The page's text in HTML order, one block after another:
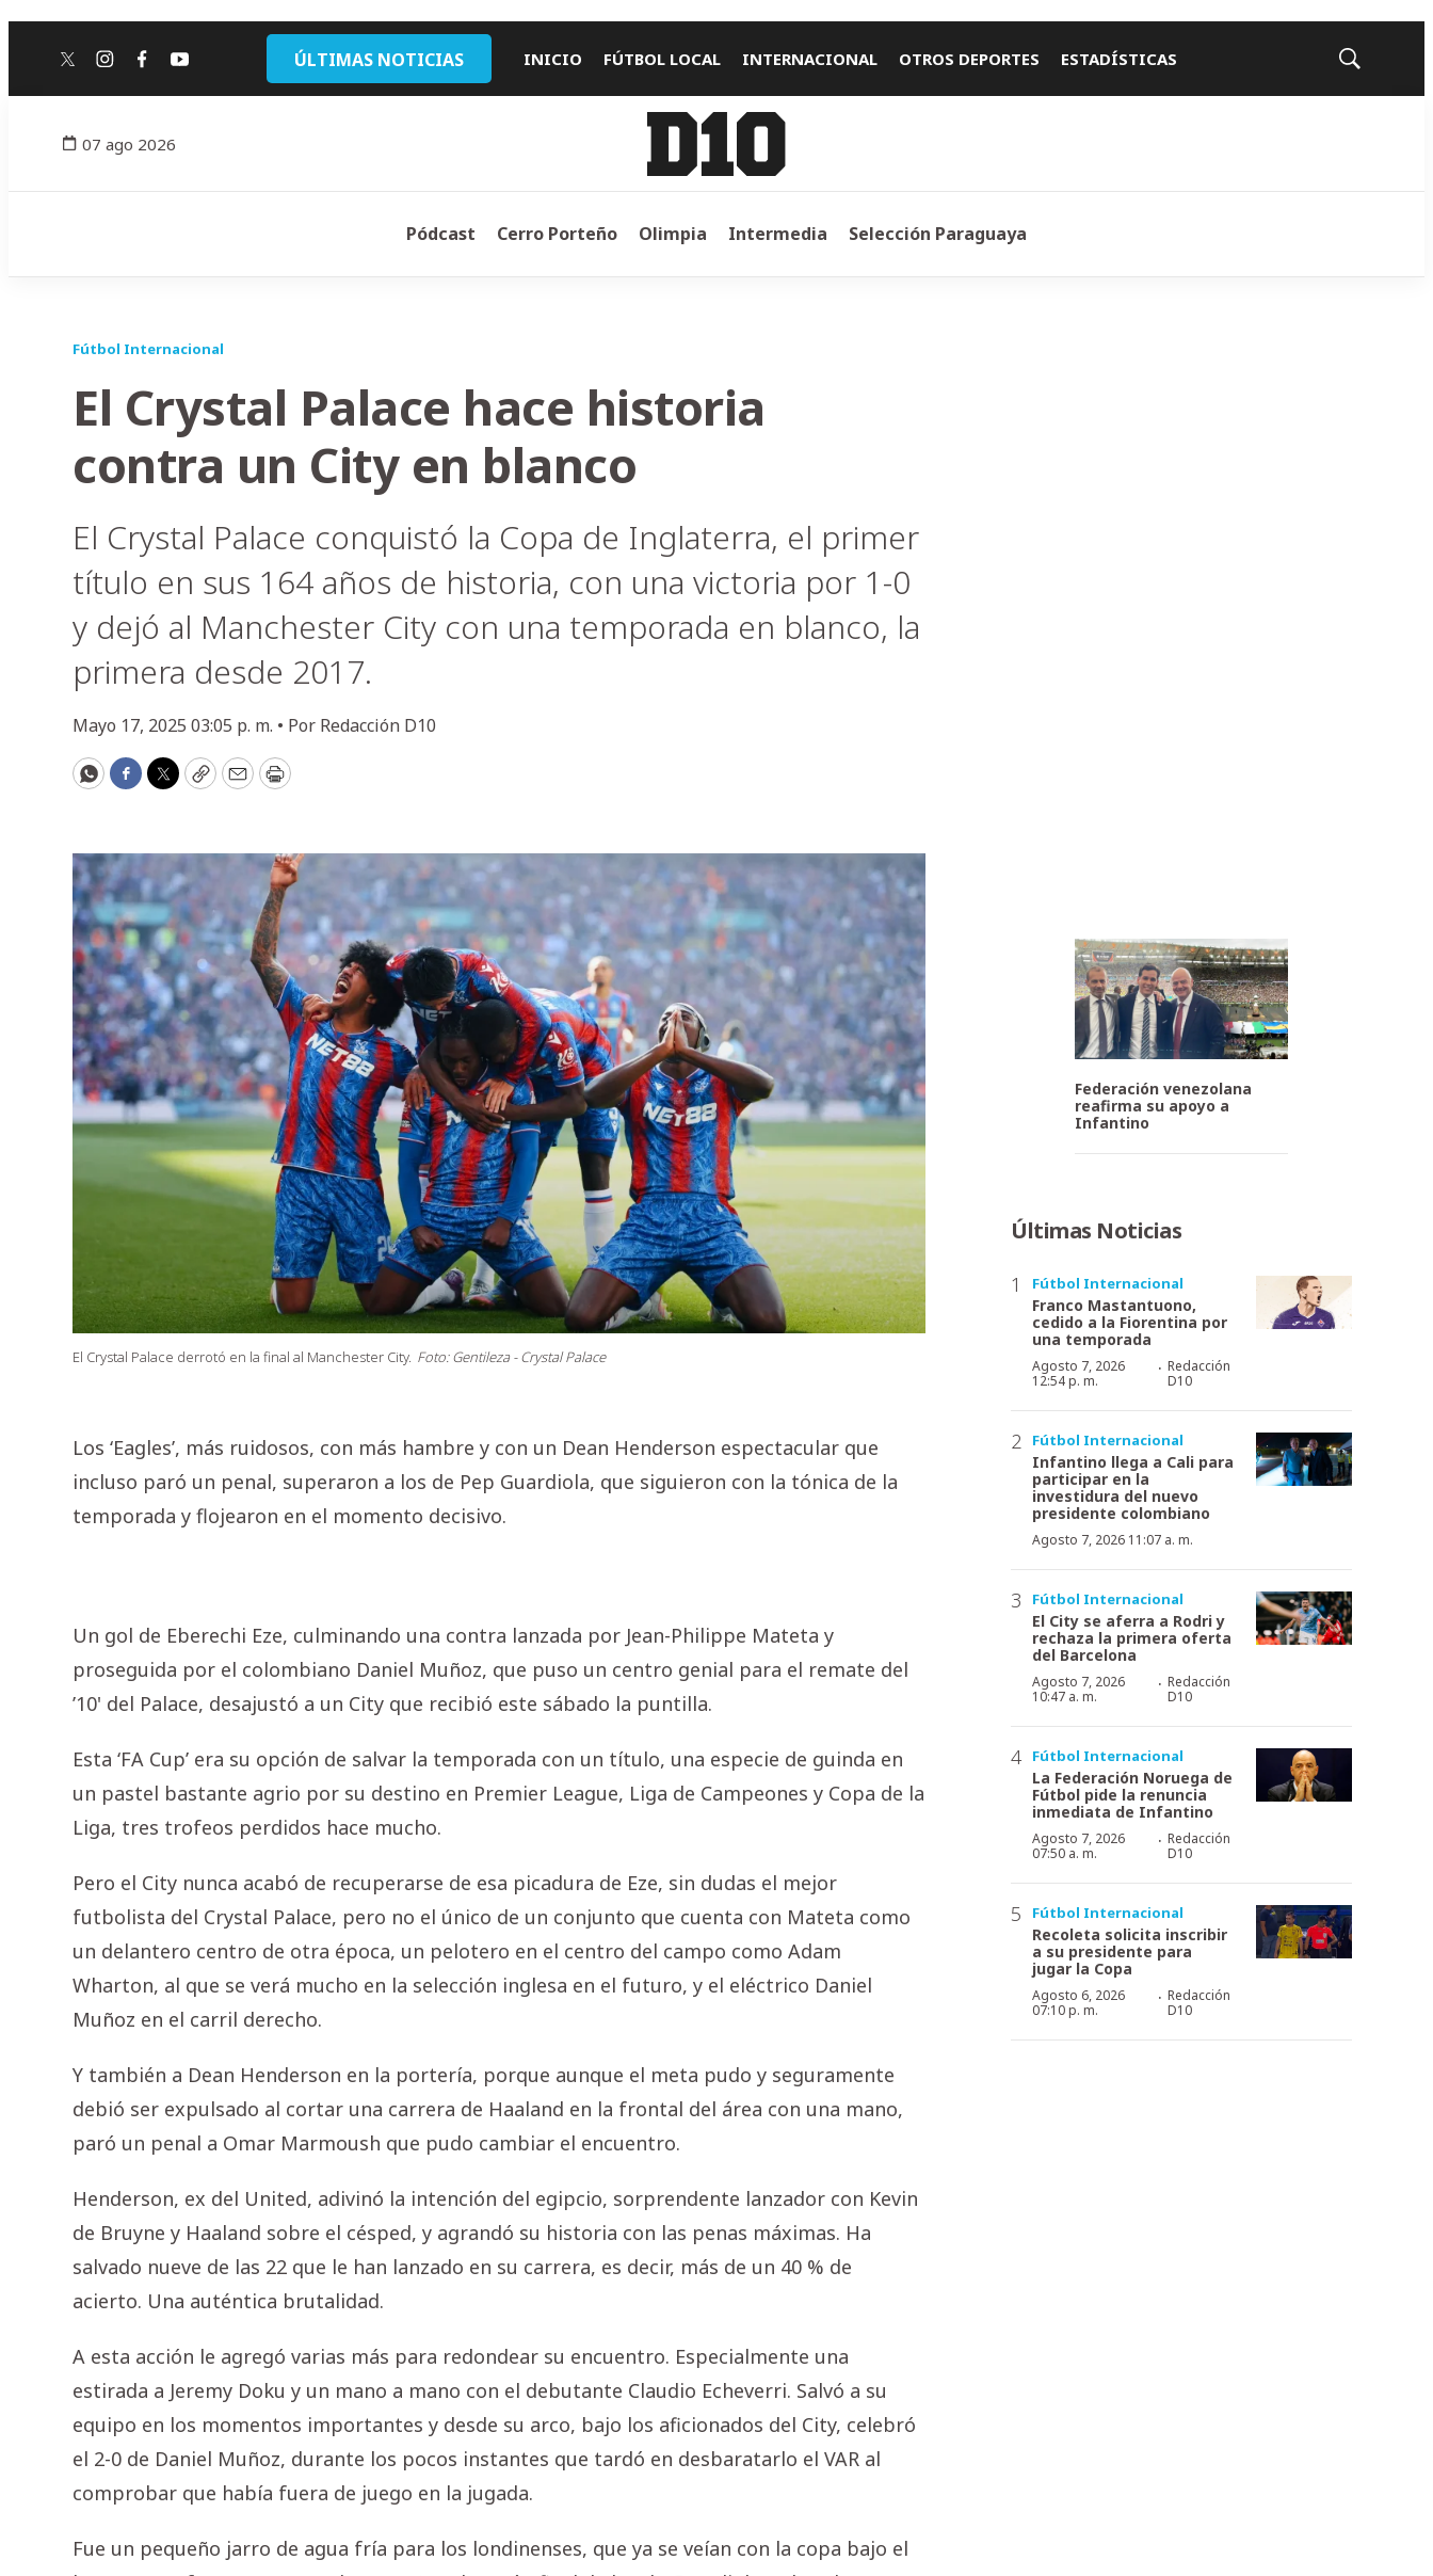
twitterinstagram
facebook
youtube ÚLTIMAS NOTICIAS INICIO FÚTBOL LOCAL INTERNACIONAL OTROS DEPORTES ESTADÍSTICAS
Mostrar
07 ago 2026
Pódcast Cerro Porteño Olimpia Intermedia Selección Paraguaya
Fútbol Internacional
El Crystal Palace hace historia
contra un City en blanco
El Crystal Palace conquistó la Copa de Inglaterra, el primer
título en sus 164 años de historia, con una victoria por 1-0
y dejó al Manchester City con una temporada en blanco, la
primera desde 2017.
Mayo 17, 2025 03:05 p. m. • Por Redacción D10
WhatsApp
Facebook
Twitter
CopyEmailPrint
El Crystal Palace derrotó en la final al Manchester City. Foto: Gentileza - Crystal Palace
Los ‘Eagles’, más ruidosos, con más hambre y con un Dean Henderson espectacular que
incluso paró un penal, superaron a los de Pep Guardiola, que siguieron con la tónica de la
temporada y flojearon en el momento decisivo.
Un gol de Eberechi Eze, culminando una contra lanzada por Jean-Philippe Mateta y
proseguida por el colombiano Daniel Muñoz, que puso un centro genial para el remate del
’10' del Palace, desajustó a un City que recibió este sábado la puntilla.
Esta ‘FA Cup’ era su opción de salvar la temporada con un título, una especie de guinda en
un pastel bastante agrio por su destino en Premier League, Liga de Campeones y Copa de la
Liga, tres trofeos perdidos hace mucho.
Pero el City nunca acabó de recuperarse de esa picadura de Eze, sin dudas el mejor
futbolista del Crystal Palace, pero no el único de un conjunto que cuenta con Mateta como
un delantero centro de otra época, un pelotero en el centro del campo como Adam
Wharton, al que se verá mucho en la selección inglesa en el futuro, y el eléctrico Daniel
Muñoz en el carril derecho.
Y también a Dean Henderson en la portería, porque aunque el meta pudo y seguramente
debió ser expulsado al cortar una carrera de Haaland en la frontal del área con una mano,
paró un penal a Omar Marmoush que pudo cambiar el encuentro.
Henderson, ex del United, adivinó la intención del egipcio, sorprendente lanzador con Kevin
de Bruyne y Haaland sobre el césped, y agrandó su historia con las penas máximas. Ha
salvado nueve de las 22 que le han lanzado en su carrera, es decir, más de un 40 % de
acierto. Una auténtica brutalidad.
A esta acción le agregó varias más para redondear su encuentro. Especialmente una
estirada a Jeremy Doku y un mano a mano con el debutante Claudio Echeverri. Salvó a su
equipo en los momentos importantes y desde su arco, bajo los aficionados del City, celebró
el 2-0 de Daniel Muñoz, durante los pocos instantes que tardó en desbaratarlo el VAR al
comprobar que había fuera de juego en la jugada.
Fue un pequeño jarro de agua fría para los londinenses, que ya se veían con la copa bajo el
Federación venezolana
reafirma su apoyo a
Infantino
Últimas Noticias
Fútbol Internacional
Franco Mastantuono,
cedido a la Fiorentina por
una temporada
Agosto 7, 2026
12:54 p. m.
· Redacción
D10
Fútbol Internacional
Infantino llega a Cali para
participar en la
investidura del nuevo
presidente colombiano
Agosto 7, 2026 11:07 a. m.
Fútbol Internacional
El City se aferra a Rodri y
rechaza la primera oferta
del Barcelona
Agosto 7, 2026
10:47 a. m.
· Redacción
D10
Fútbol Internacional
La Federación Noruega de
Fútbol pide la renuncia
inmediata de Infantino
Agosto 7, 2026
07:50 a. m.
· Redacción
D10
Fútbol Internacional
Recoleta solicita inscribir
a su presidente para
jugar la Copa
Agosto 6, 2026
07:10 p. m.
· Redacción
D10